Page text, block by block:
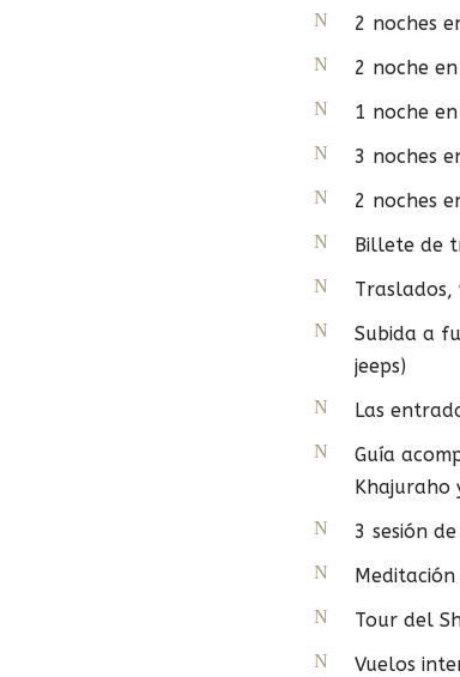
2 noches
2 noche
1 noche
3 noches
2 noches
Billete de
Traslados,
Subida a
jeeps)
Las
Guía
Khajuraho
3 sesión
Tour del
Vuelos